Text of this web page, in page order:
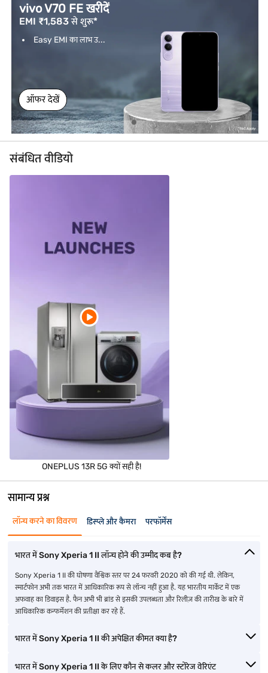
vivo V70 FE खरीदें
EMI ₹1,583 से शुरू*
Easy EMI का लाभ उ...
ऑफर देखें
संबंधित वीडियो
ONEPLUS 13R 5G क्यों सही है!
सामान्य प्रश्न
लॉन्च करने का विवरण डिस्प्ले और कैमरा परफॉर्मेंस
भारत में Sony Xperia 1 II लॉन्च होने की उम्मीद कब है?
Sony Xperia 1 II की घोषणा वैश्विक स्तर पर 24 फरवरी 2020 को की गई थी. लेकिन,
स्मार्टफोन अभी तक भारत में आधिकारिक रूप से लॉन्च नहीं हुआ है. यह भारतीय मार्केट में एक
अफवाह का डिवाइस है. फैन अभी भी ब्रांड से इसकी उपलब्धता और रिलीज़ की तारीख के बारे में
आधिकारिक कन्फर्मेशन की प्रतीक्षा कर रहे हैं.
भारत में Sony Xperia 1 II की अपेक्षित कीमत क्या है?
भारत में Sony Xperia 1 II के लिए कौन से कलर और स्टोरेज वेरिएंट